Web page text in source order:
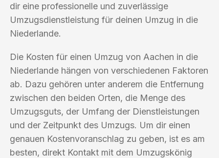
dir eine professionelle und zuverlässige
Umzugsdienstleistung für deinen Umzug in die
Niederlande.
Die Kosten für einen Umzug von Aachen in die
Niederlande hängen von verschiedenen Faktoren
ab. Dazu gehören unter anderem die Entfernung
zwischen den beiden Orten, die Menge des
Umzugsguts, der Umfang der Dienstleistungen
und der Zeitpunkt des Umzugs. Um dir einen
genauen Kostenvoranschlag zu geben, ist es am
besten, direkt Kontakt mit dem Umzugskönig